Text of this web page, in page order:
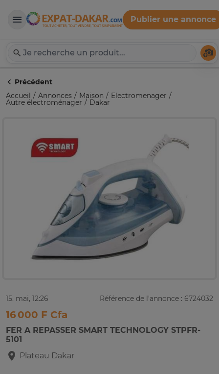
Expat-Dakar
Publier une annonce
Précédent
Accueil
Annonces Maison Electromenager
Autre électroménager Dakar
15. mai, 12:26 Référence de l'annonce : 6724032
16 000 F Cfa
FER A REPASSER SMART TECHNOLOGY STPFR-
5101
Plateau Dakar